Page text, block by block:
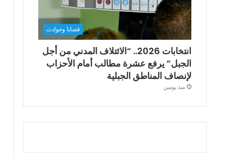
قضايا وحوادث
انتخابات 2026.. “الائتلاف المدني من أجل
الجبل” يرفع عشرة مطالب أمام الأحزاب
لإنصاف المناطق الجبلية
منذ يومين